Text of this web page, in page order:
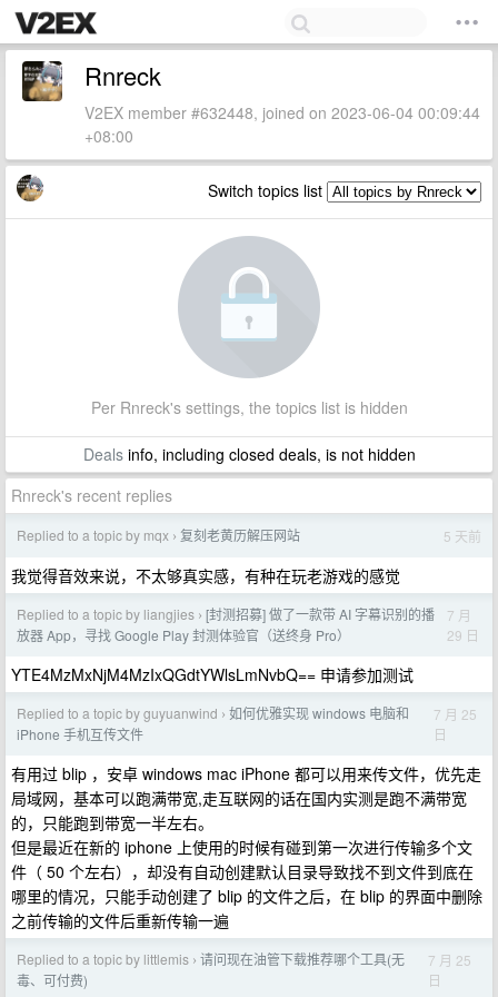
Rnreck
V2EX member #632448, joined on 2023-06-04 00:09:44
+08:00
Switch topics list
Per Rnreck's settings, the topics list is hidden
Dealsinfo, including closed deals, is not hidden
Rnreck's recent replies
Replied to a topic by mqx › 复刻老黄历解压网站 5 天前
我觉得音效来说，不太够真实感，有种在玩老游戏的感觉
Replied to a topic by liangjies › [封测招募] 做了一款带 AI 字幕识别的播
放器 App，寻找 Google Play 封测体验官（送终身 Pro）
7 月
29 日
YTE4MzMxNjM4MzIxQGdtYWlsLmNvbQ== 申请参加测试
Replied to a topic by guyuanwind › 如何优雅实现 windows 电脑和
iPhone 手机互传文件
7 月 25
日
有用过 blip ，安卓 windows mac iPhone 都可以用来传文件，优先走
局域网，基本可以跑满带宽,走互联网的话在国内实测是跑不满带宽
的，只能跑到带宽一半左右。
但是最近在新的 iphone 上使用的时候有碰到第一次进行传输多个文
件（ 50 个左右），却没有自动创建默认目录导致找不到文件到底在
哪里的情况，只能手动创建了 blip 的文件之后，在 blip 的界面中删除
之前传输的文件后重新传输一遍
Replied to a topic by littlemis › 请问现在油管下载推荐哪个工具(无
毒、可付费)
7 月 25
日